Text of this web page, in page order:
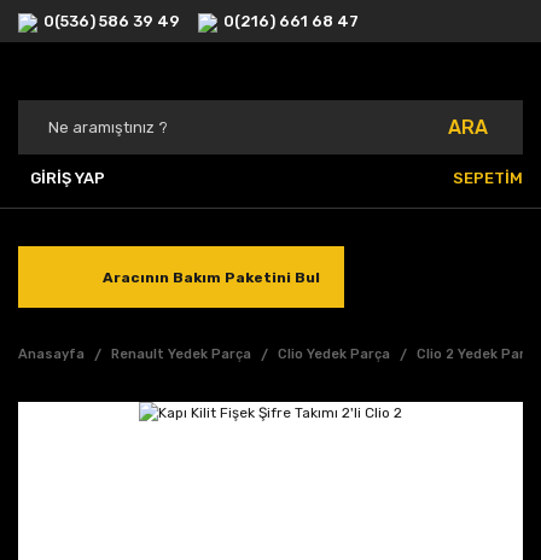
0(536) 586 39 49 0(216) 661 68 47
ARA
GİRİŞ YAP SEPETİM
Aracının Bakım Paketini Bul
Anasayfa Renault Yedek Parça Clio Yedek Parça Clio 2 Yedek